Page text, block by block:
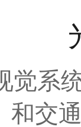
觉系
和交